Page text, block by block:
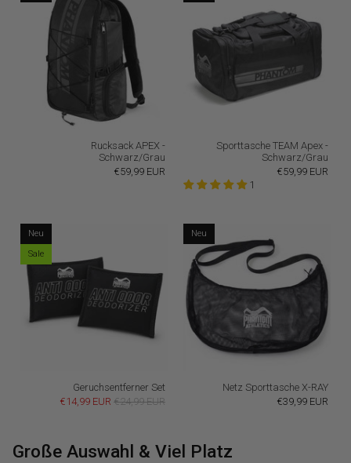
Rucksack APEX -
Schwarz/Grau
€59,99 EUR
Sporttasche TEAM Apex -
Schwarz/Grau
€59,99 EUR
1
Neu
Sale
Geruchsentferner Set
€14,99 EUR €24,99 EUR
Neu
Netz Sporttasche X-RAY
€39,99 EUR
Große Auswahl & Viel Platz